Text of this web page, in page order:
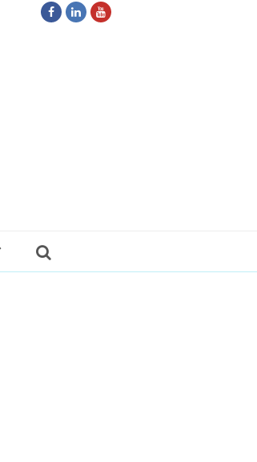
Facebook
LinkedInYoutube